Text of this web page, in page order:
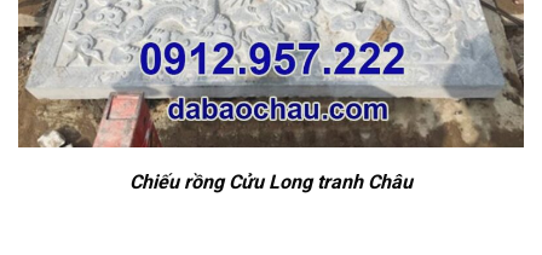
Chiếu rồng Cửu Long tranh Châu